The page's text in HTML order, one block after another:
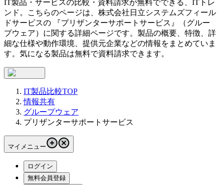
IT製品・サービスの比較・資料請求が無料でできる、ITトレ
ンド。こちらのページは、 株式会社日立システムズフィール
ドサービスの 『プリザンターサポートサービス 』（グルー
プウェア）に関する詳細ページです。製品の概要、特徴、詳
細な仕様や動作環境、提供元企業などの情報をまとめていま
す。気になる製品は無料で資料請求できます。
IT製品比較TOP
情報共有
グループウェア
プリザンターサポートサービス
マイメニュー
ログイン
無料会員登録